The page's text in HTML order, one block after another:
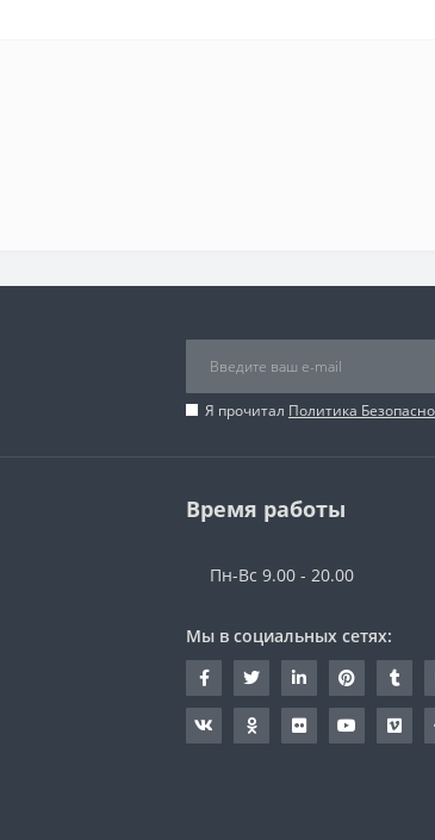
Я прочитал Политика
Время работы
Пн-Вс 9.00 - 20.00
Мы в социальных сетях: